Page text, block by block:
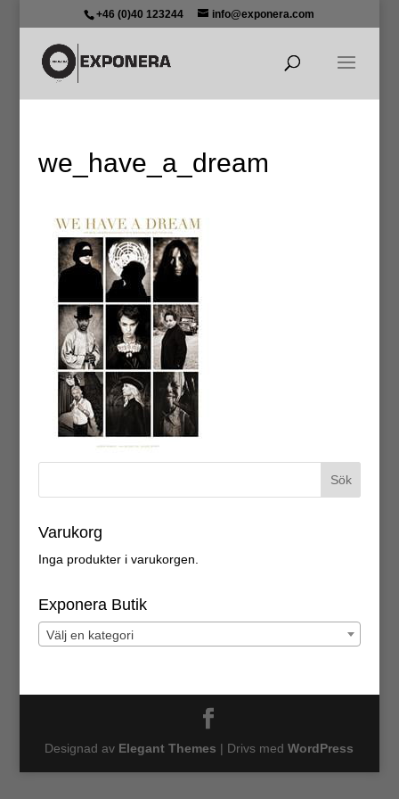
+46 (0)40 123244 info@exponera.com
we_have_a_dream
Varukorg
Inga produkter i varukorgen.
Exponera Butik
Välj en kategori
Designad av Elegant Themes | Drivs medWordPress